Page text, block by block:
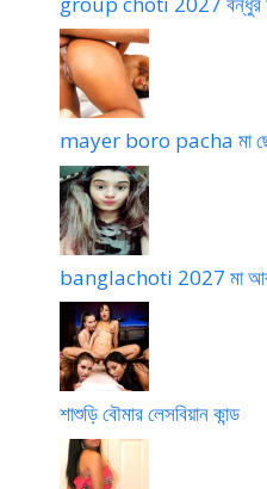
mayer boro pacha মা
banglachoti 2027 মা আর
শাশুড়ি বৌমার লেসবিয়ান কান্ড